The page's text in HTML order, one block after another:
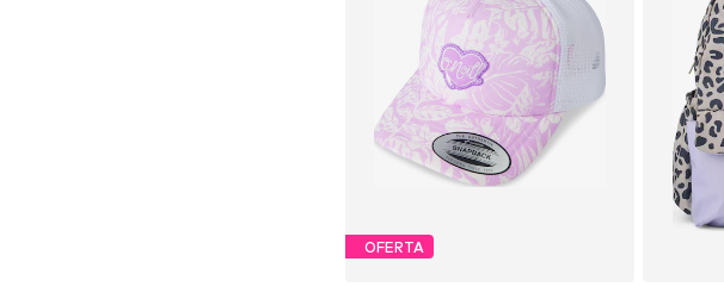
OFERTA